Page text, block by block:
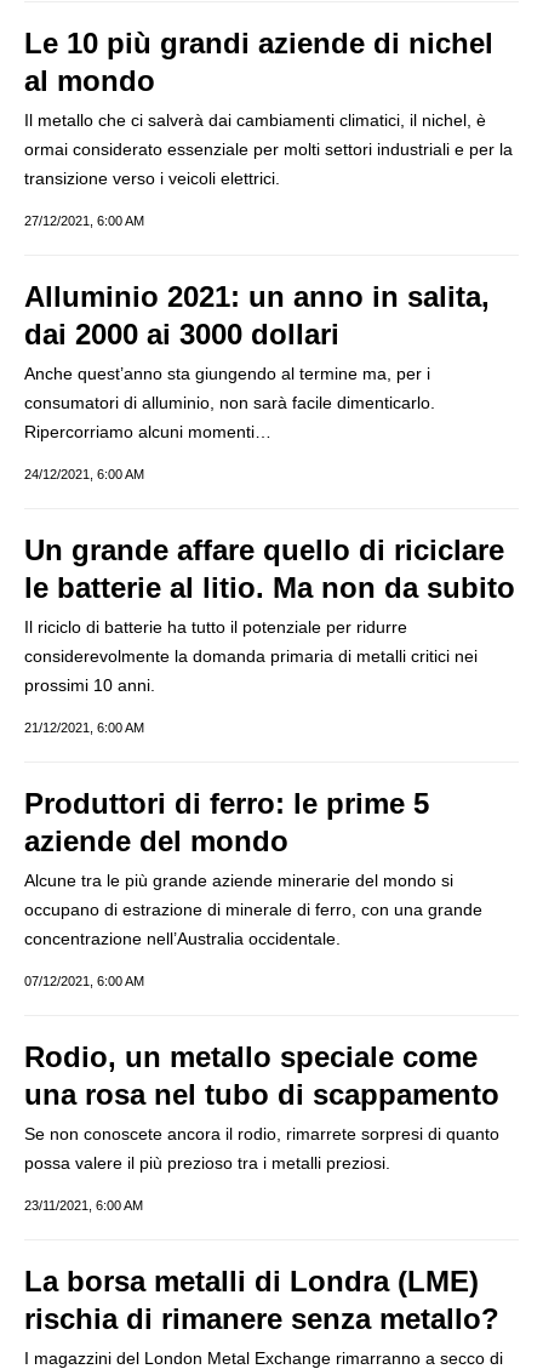
Le 10 più grandi aziende di nichel
al mondo
Il metallo che ci salverà dai cambiamenti climatici, il nichel, è
ormai considerato essenziale per molti settori industriali e per la
transizione verso i veicoli elettrici.
27/12/2021, 6:00 AM
Alluminio 2021: un anno in salita,
dai 2000 ai 3000 dollari
Anche quest’anno sta giungendo al termine ma, per i
consumatori di alluminio, non sarà facile dimenticarlo.
Ripercorriamo alcuni momenti…
24/12/2021, 6:00 AM
Un grande affare quello di riciclare
le batterie al litio. Ma non da subito
Il riciclo di batterie ha tutto il potenziale per ridurre
considerevolmente la domanda primaria di metalli critici nei
prossimi 10 anni.
21/12/2021, 6:00 AM
Produttori di ferro: le prime 5
aziende del mondo
Alcune tra le più grande aziende minerarie del mondo si
occupano di estrazione di minerale di ferro, con una grande
concentrazione nell’Australia occidentale.
07/12/2021, 6:00 AM
Rodio, un metallo speciale come
una rosa nel tubo di scappamento
Se non conoscete ancora il rodio, rimarrete sorpresi di quanto
possa valere il più prezioso tra i metalli preziosi.
23/11/2021, 6:00 AM
La borsa metalli di Londra (LME)
rischia di rimanere senza metallo?
I magazzini del London Metal Exchange rimarranno a secco di